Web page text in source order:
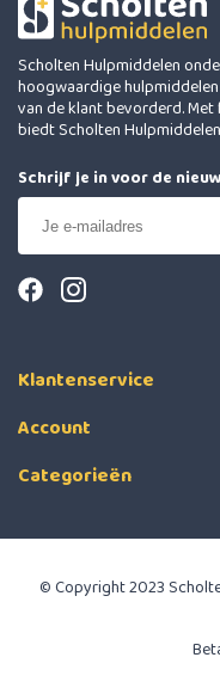
Scholten Hulpmiddelen
hoogwaardige
van de klant bevorderd.
biedt Scholten
Schrijf je in voor de
Klantenservice
Account
Categorieën
© Copyright 2023